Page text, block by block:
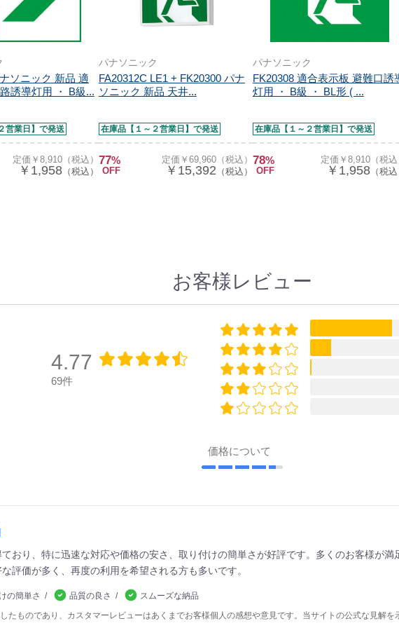
ソニック 新品 適
誘導灯用 ・ B級...
営業日】で発送
定価￥8,910（税込）
￥1,958（税込）
パナソニック
FA20312C LE1 + FK20300 パナ
ソニック 新品 天井...
在庫品【１～２営業日】で発送
77%
OFF
定価￥69,960（税込）
￥15,392 （税込）
パナソニック
FK20308 適合表示板 避難口誘
灯用 ・ B級 ・ BL形 ( ...
在庫品【１～２営業日】で発送
78%
OFF
定価￥8,910（税込
￥1,958（税込
お客様レビュー
4.77
69件
価格について
おり、特に迅速な対応や価格の安さ、取り付けの簡単さが好評です。多くのお客様が
評価が多く、再度の利用を希望される方も多いです。
の簡単さ 品質の良さ
スムーズな納品
たものであり、カスタマーレビューはあくまでお客様個人の感想や意見です。当サイトの公式な見解を